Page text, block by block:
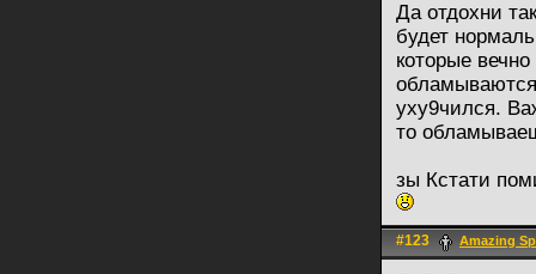
Да отдохни
будет
которые
уху9чился.
то
зы Кстати
#123 Amazing